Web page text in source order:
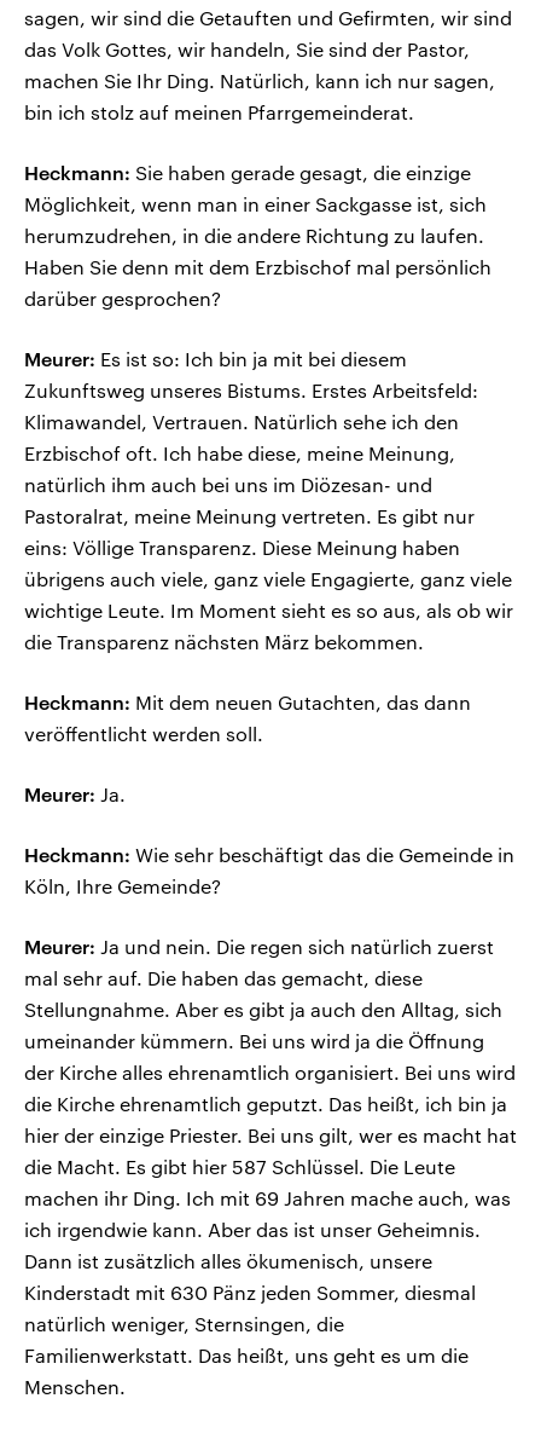
sagen, wir sind die Getauften und Gefirmten, wir sind
das Volk Gottes, wir handeln, Sie sind der Pastor,
machen Sie Ihr Ding. Natürlich, kann ich nur sagen,
bin ich stolz auf meinen Pfarrgemeinderat.
Heckmann: Sie haben gerade gesagt, die einzige
Möglichkeit, wenn man in einer Sackgasse ist, sich
herumzudrehen, in die andere Richtung zu laufen.
Haben Sie denn mit dem Erzbischof mal persönlich
darüber gesprochen?
Meurer: Es ist so: Ich bin ja mit bei diesem
Zukunftsweg unseres Bistums. Erstes Arbeitsfeld:
Klimawandel, Vertrauen. Natürlich sehe ich den
Erzbischof oft. Ich habe diese, meine Meinung,
natürlich ihm auch bei uns im Diözesan- und
Pastoralrat, meine Meinung vertreten. Es gibt nur
eins: Völlige Transparenz. Diese Meinung haben
übrigens auch viele, ganz viele Engagierte, ganz viele
wichtige Leute. Im Moment sieht es so aus, als ob wir
die Transparenz nächsten März bekommen.
Heckmann: Mit dem neuen Gutachten, das dann
veröffentlicht werden soll.
Meurer: Ja.
Heckmann: Wie sehr beschäftigt das die Gemeinde in
Köln, Ihre Gemeinde?
Meurer: Ja und nein. Die regen sich natürlich zuerst
mal sehr auf. Die haben das gemacht, diese
Stellungnahme. Aber es gibt ja auch den Alltag, sich
umeinander kümmern. Bei uns wird ja die Öffnung
der Kirche alles ehrenamtlich organisiert. Bei uns wird
die Kirche ehrenamtlich geputzt. Das heißt, ich bin ja
hier der einzige Priester. Bei uns gilt, wer es macht hat
die Macht. Es gibt hier 587 Schlüssel. Die Leute
machen ihr Ding. Ich mit 69 Jahren mache auch, was
ich irgendwie kann. Aber das ist unser Geheimnis.
Dann ist zusätzlich alles ökumenisch, unsere
Kinderstadt mit 630 Pänz jeden Sommer, diesmal
natürlich weniger, Sternsingen, die
Familienwerkstatt. Das heißt, uns geht es um die
Menschen.